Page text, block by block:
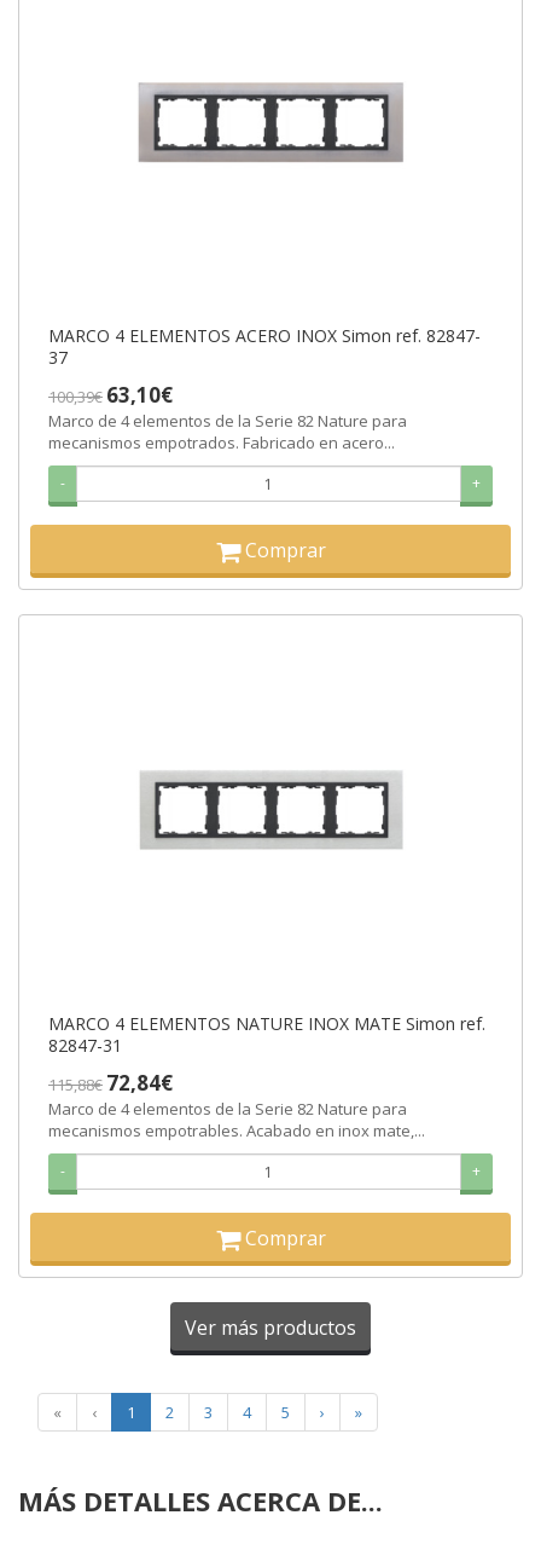
MARCO 4 ELEMENTOS ACERO INOX Simon ref. 82847-
37
100,39€ 63,10€
Marco de 4 elementos de la Serie 82 Nature para
mecanismos empotrados. Fabricado en acero...
- +
Comprar
MARCO 4 ELEMENTOS NATURE INOX MATE Simon ref.
82847-31
115,88€ 72,84€
Marco de 4 elementos de la Serie 82 Nature para
mecanismos empotrables. Acabado en inox mate,...
- +
Comprar
Ver más productos
« ‹ 1 2 3 4 5 › »
MÁS DETALLES ACERCA DE...